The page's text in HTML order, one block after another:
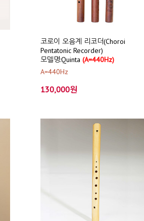
코로이 오음계 리코더(Choroi
Pentatonic Recorder)
모델명:Quinta (A=440Hz)
A=440Hz
130,000원